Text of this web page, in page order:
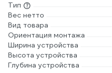
Тип
Вес нетто
Вид товара
Ориентация монтажа
Ширина устройства
Высота устройства
Глубина устройства